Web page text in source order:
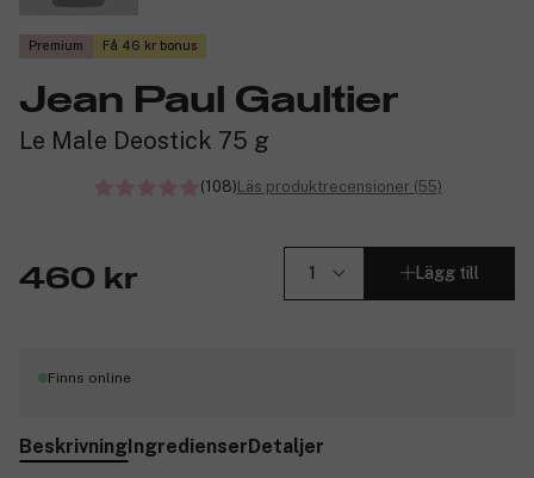
Premium Få 46 kr bonus
Jean Paul Gaultier
Le Male Deostick 75 g
(108)Läs produktrecensioner (55)
460 kr Lägg till
Finns online
BeskrivningIngredienserDetaljer